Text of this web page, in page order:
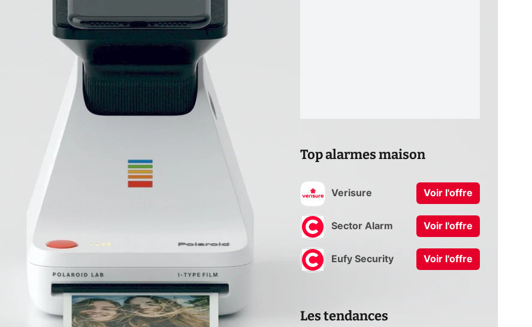
Top alarmes maison
Verisure Voir l'offre
Sector Alarm Voir l'offre
Eufy Security Voir l'offre
Les tendances